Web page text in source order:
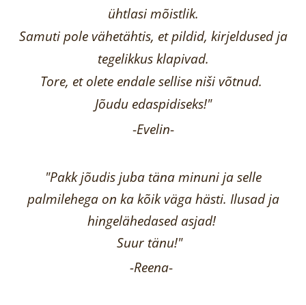
ühtlasi mõistlik.
Samuti pole vähetähtis, et pildid, kirjeldused ja
tegelikkus klapivad.
Tore, et olete endale sellise niši võtnud.
Jõudu edaspidiseks!"
-Evelin-
"Pakk jõudis juba täna minuni ja selle
palmilehega on ka kõik väga hästi. Ilusad ja
hingelähedased asjad!
Suur tänu!"
-Reena-